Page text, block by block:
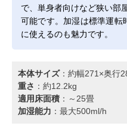
で、単身者向けなど狭い部
可能です。加湿は標準運転
に使えるのも魅力です。
本体サイズ：約幅271×奥行
重さ ：約12.2kg
適用床面積 ：～25畳
加湿能力 ：最大500ml/h